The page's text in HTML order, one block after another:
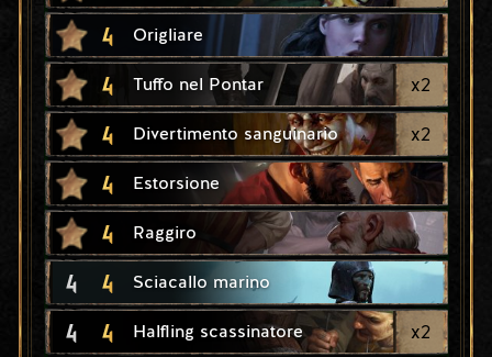
4 Origliare
4 Tuffo nel Pontar x2
4 Divertimento sanguinario x2
4 Estorsione
4 Raggiro
4 4 Sciacallo marino
4 4 Halfling scassinatore x2